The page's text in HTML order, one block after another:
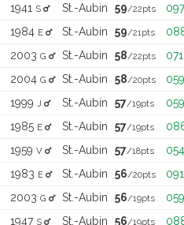
1941 S St.-Aubin 59/22pts
097
1984 E St.-Aubin 59/21pts
2003 G St.-Aubin 58/22pts
071
2004 G St.-Aubin 58/20pts
059
1999 J St.-Aubin 57/19pts
059
1985 E St.-Aubin 57/19pts
1959 V St.-Aubin 57/18pts
054
1983 E St.-Aubin 56/20pts
091
2003 G St.-Aubin 56/19pts
059
1947 S St.-Aubin 56/19pts